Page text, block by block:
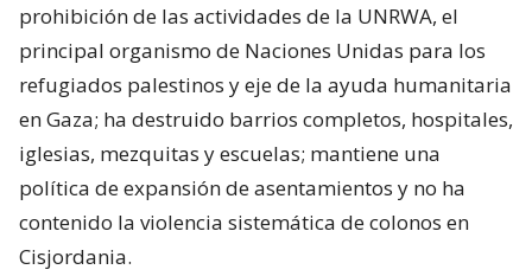
prohibición de las actividades de la UNRWA, el
principal organismo de Naciones Unidas para los
refugiados palestinos y eje de la ayuda humanitaria
en Gaza; ha destruido barrios completos, hospitales,
iglesias, mezquitas y escuelas; mantiene una
política de expansión de asentamientos y no ha
contenido la violencia sistemática de colonos en
Cisjordania.